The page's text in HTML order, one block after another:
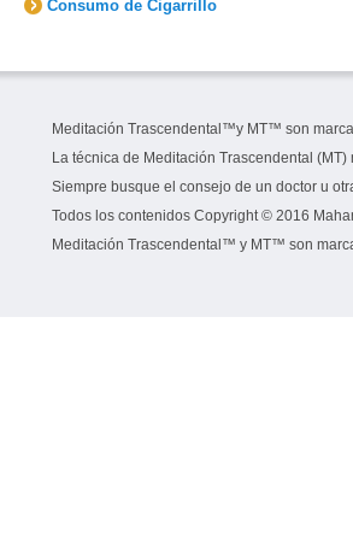
Consumo de Cigarrillo
Meditación Trascendental™y MT™ son
La técnica de Meditación Trascendental
Siempre busque el consejo de un doctor u
Todos los contenidos Copyright © 2016
Meditación Trascendental™ y MT™ son